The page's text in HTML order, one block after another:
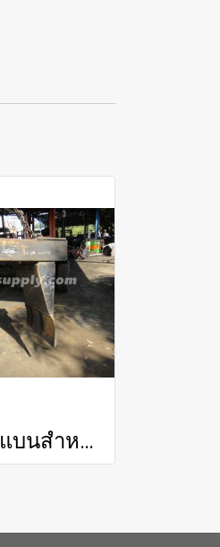
แคล้มหนีบแบนสำหรับรถยกขนาด 2.5ตัน / BALE CLAMP FOR 2.5 TON FORKLIFT